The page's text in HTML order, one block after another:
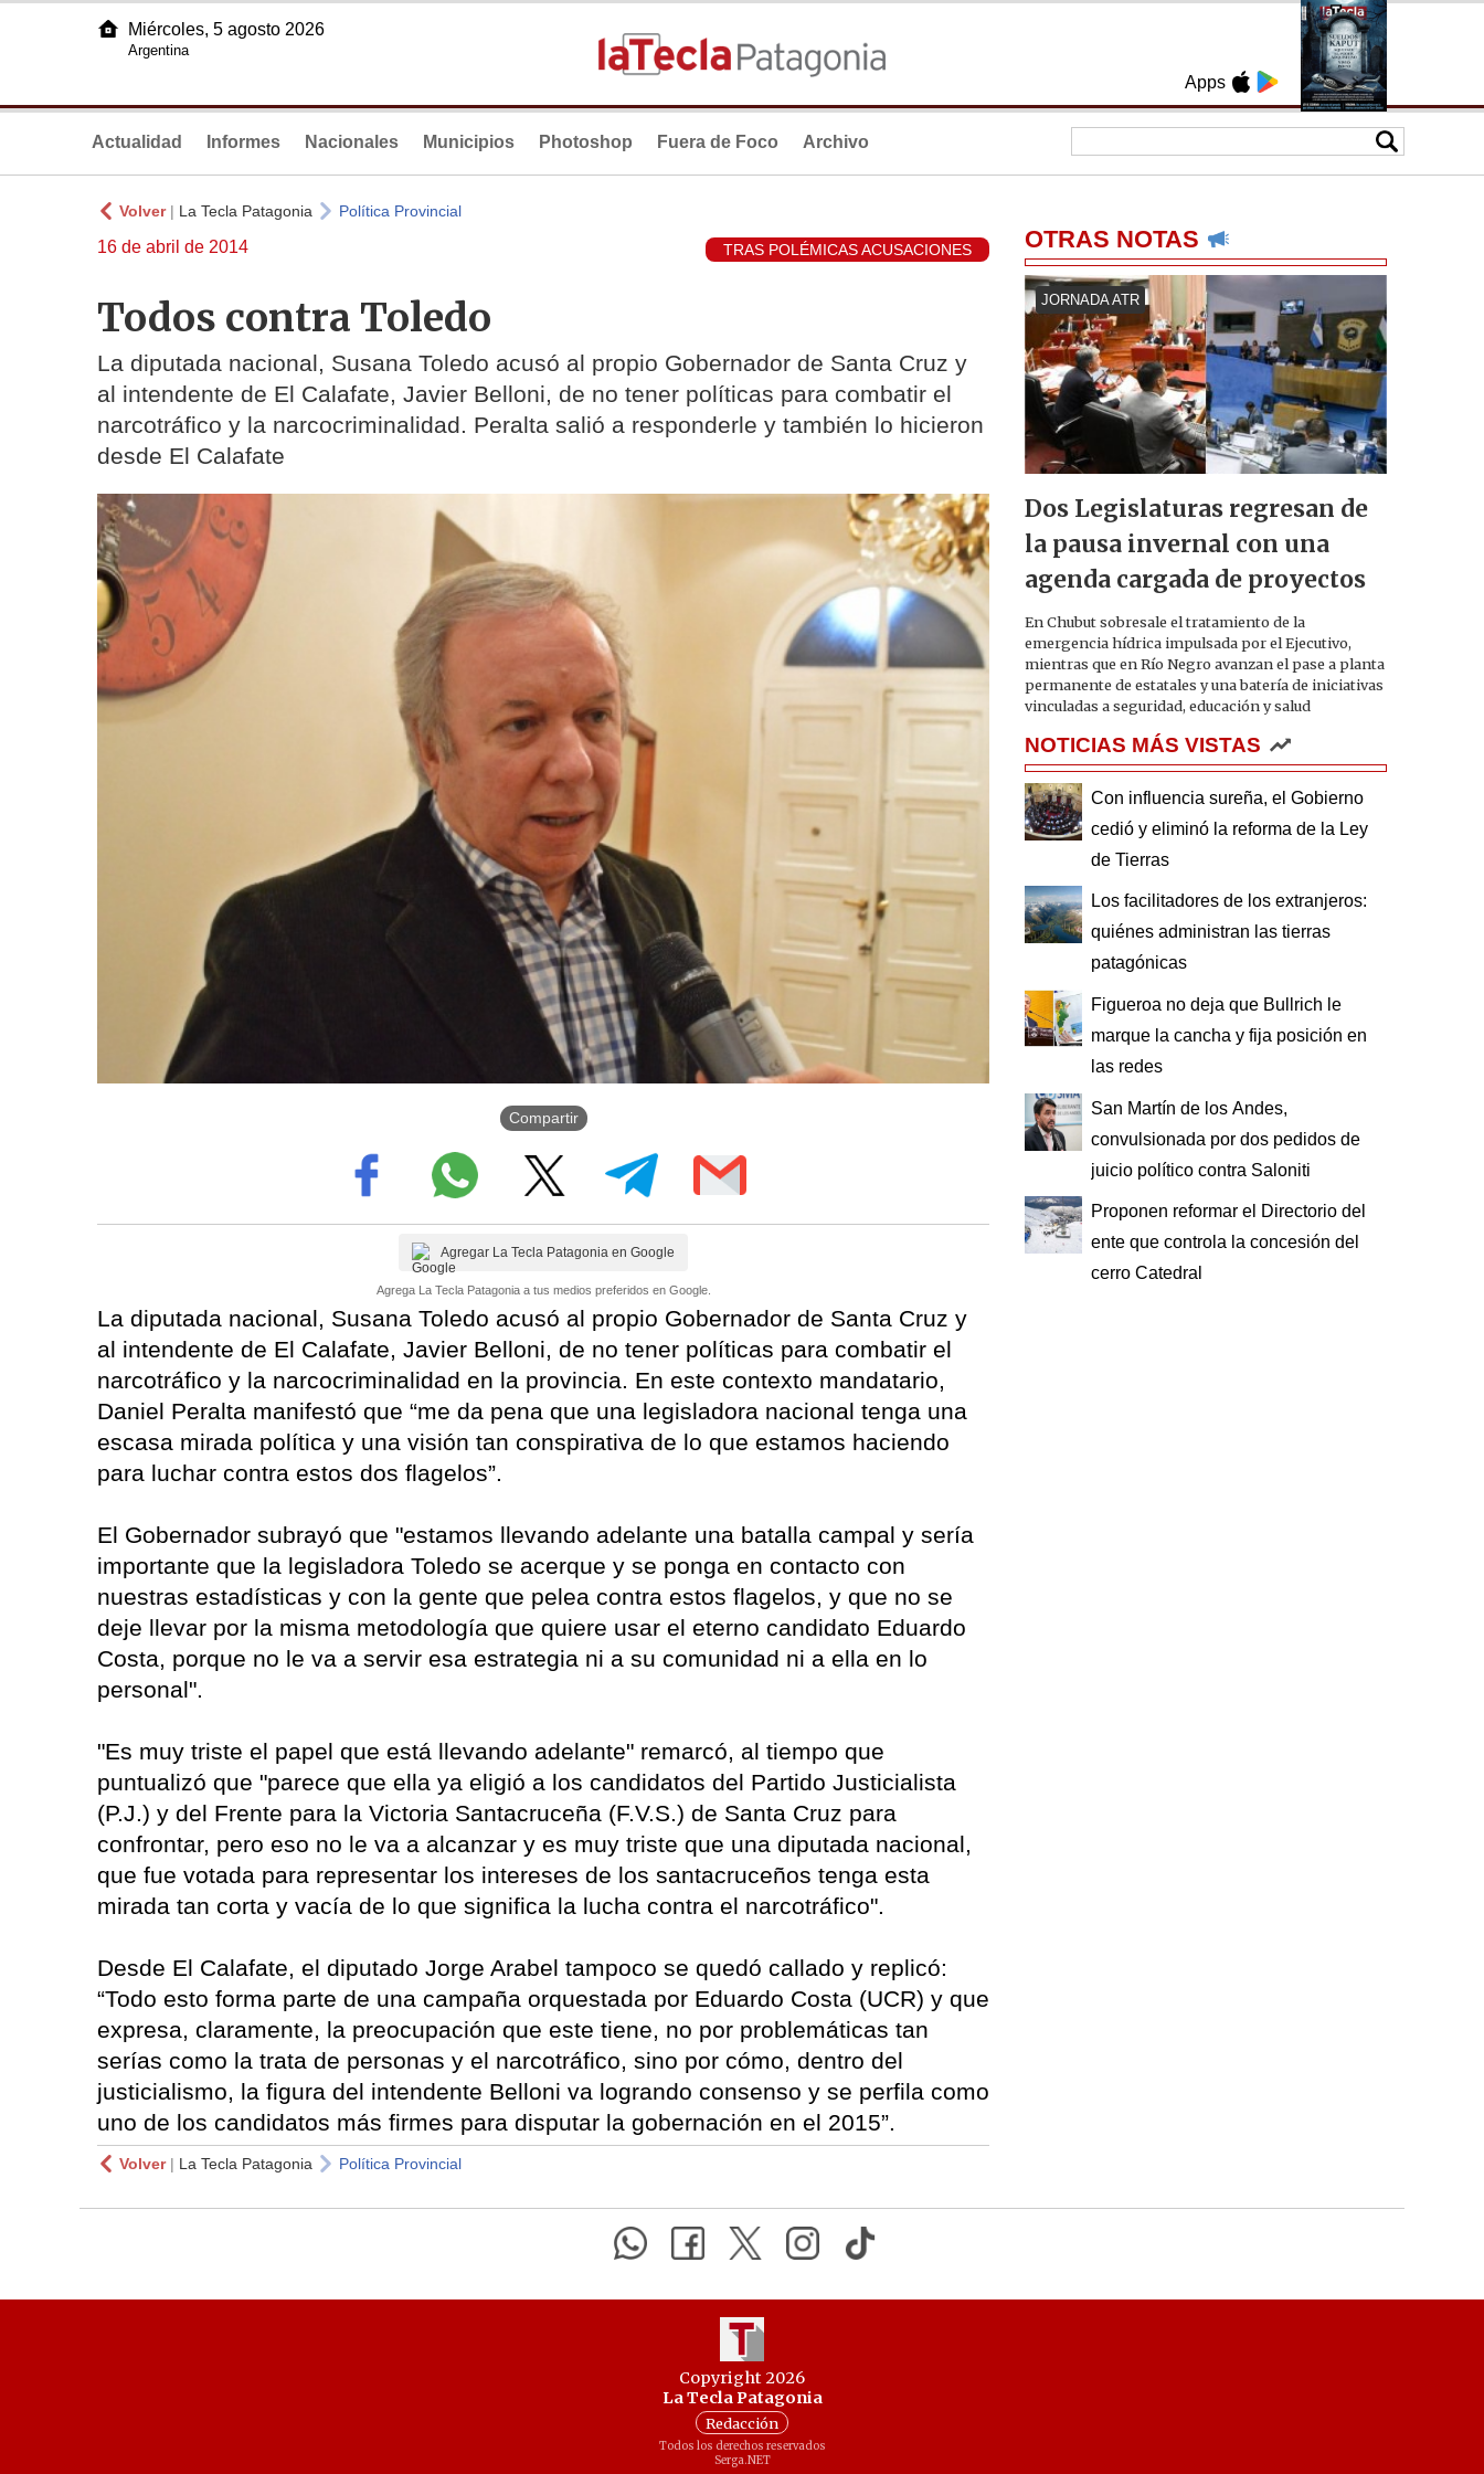
Apps
Miércoles, 5 agosto 2026
Argentina
Actualidad Informes Nacionales Municipios Photoshop Fuera de Foco Archivo
Volver| La Tecla Patagonia Política Provincial
16 de abril de 2014 TRAS POLÉMICAS ACUSACIONES
Todos contra Toledo
La diputada nacional, Susana Toledo acusó al propio Gobernador de Santa Cruz y
al intendente de El Calafate, Javier Belloni, de no tener políticas para combatir el
narcotráfico y la narcocriminalidad. Peralta salió a responderle y también lo hicieron
desde El Calafate
Compartir
Agregar La Tecla Patagonia en Google
Agrega La Tecla Patagonia a tus medios preferidos en Google.
La diputada nacional, Susana Toledo acusó al propio Gobernador de Santa Cruz y
al intendente de El Calafate, Javier Belloni, de no tener políticas para combatir el
narcotráfico y la narcocriminalidad en la provincia. En este contexto mandatario,
Daniel Peralta manifestó que “me da pena que una legisladora nacional tenga una
escasa mirada política y una visión tan conspirativa de lo que estamos haciendo
para luchar contra estos dos flagelos”.
El Gobernador subrayó que "estamos llevando adelante una batalla campal y sería
importante que la legisladora Toledo se acerque y se ponga en contacto con
nuestras estadísticas y con la gente que pelea contra estos flagelos, y que no se
deje llevar por la misma metodología que quiere usar el eterno candidato Eduardo
Costa, porque no le va a servir esa estrategia ni a su comunidad ni a ella en lo
personal".
"Es muy triste el papel que está llevando adelante" remarcó, al tiempo que
puntualizó que "parece que ella ya eligió a los candidatos del Partido Justicialista
(P.J.) y del Frente para la Victoria Santacruceña (F.V.S.) de Santa Cruz para
confrontar, pero eso no le va a alcanzar y es muy triste que una diputada nacional,
que fue votada para representar los intereses de los santacruceños tenga esta
mirada tan corta y vacía de lo que significa la lucha contra el narcotráfico".
Desde El Calafate, el diputado Jorge Arabel tampoco se quedó callado y replicó:
“Todo esto forma parte de una campaña orquestada por Eduardo Costa (UCR) y que
expresa, claramente, la preocupación que este tiene, no por problemáticas tan
serías como la trata de personas y el narcotráfico, sino por cómo, dentro del
justicialismo, la figura del intendente Belloni va logrando consenso y se perfila como
uno de los candidatos más firmes para disputar la gobernación en el 2015”.
Volver| La Tecla Patagonia Política Provincial
OTRAS NOTAS
JORNADA ATR
Dos Legislaturas regresan de
la pausa invernal con una
agenda cargada de proyectos
En Chubut sobresale el tratamiento de la
emergencia hídrica impulsada por el Ejecutivo,
mientras que en Río Negro avanzan el pase a planta
permanente de estatales y una batería de iniciativas
vinculadas a seguridad, educación y salud
NOTICIAS MÁS VISTAS
Con influencia sureña, el Gobierno
cedió y eliminó la reforma de la Ley
de Tierras
Los facilitadores de los extranjeros:
quiénes administran las tierras
patagónicas
Figueroa no deja que Bullrich le
marque la cancha y fija posición en
las redes
San Martín de los Andes,
convulsionada por dos pedidos de
juicio político contra Saloniti
Proponen reformar el Directorio del
ente que controla la concesión del
cerro Catedral
Copyright 2026
La Tecla Patagonia
Redacción
Todos los derechos reservados
Serga.NET